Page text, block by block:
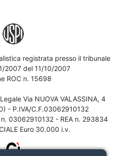
registrata presso il tribunale
2007 del 11/10/2007
ROC n. 15698
Via NUOVA VALASSINA, 4
- P.IVA/C.F.03062910132
03062910132 - REA n. 293834
Euro 30.000 i.v.